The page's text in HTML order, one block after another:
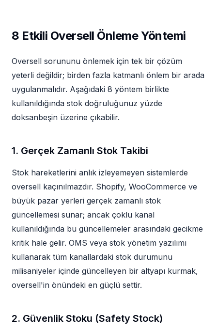
8 Etkili Oversell Önleme Yöntemi
Oversell sorununu önlemek için tek bir çözüm
yeterli değildir; birden fazla katmanlı önlem bir arada
uygulanmalıdır. Aşağıdaki 8 yöntem birlikte
kullanıldığında stok doğruluğunuz yüzde
doksanbeşin üzerine çıkabilir.
1. Gerçek Zamanlı Stok Takibi
Stok hareketlerini anlık izleyemeyen sistemlerde
oversell kaçınılmazdır. Shopify, WooCommerce ve
büyük pazar yerleri gerçek zamanlı stok
güncellemesi sunar; ancak çoklu kanal
kullanıldığında bu güncellemeler arasındaki gecikme
kritik hale gelir. OMS veya stok yönetim yazılımı
kullanarak tüm kanallardaki stok durumunu
milisaniyeler içinde güncelleyen bir altyapı kurmak,
oversell'in önündeki en güçlü settir.
2. Güvenlik Stoku (Safety Stock)